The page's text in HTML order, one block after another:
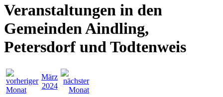
Veranstaltungen in den
Gemeinden Aindling,
Petersdorf und Todtenweis
März
2024